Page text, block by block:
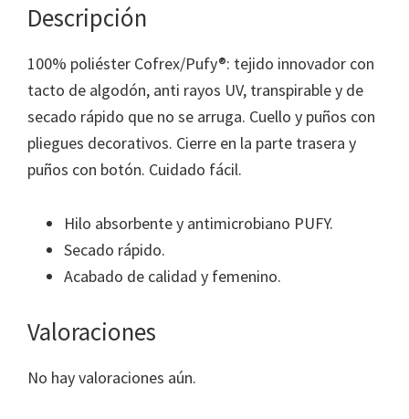
Descripción
100% poliéster Cofrex/Pufy®: tejido innovador con
tacto de algodón, anti rayos UV, transpirable y de
secado rápido que no se arruga. Cuello y puños con
pliegues decorativos. Cierre en la parte trasera y
puños con botón. Cuidado fácil.
Hilo absorbente y antimicrobiano PUFY.
Secado rápido.
Acabado de calidad y femenino.
Valoraciones
No hay valoraciones aún.